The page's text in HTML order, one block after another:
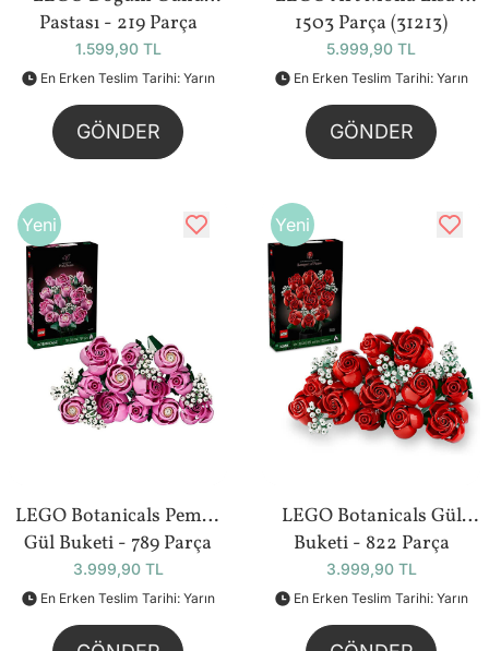
Pastası - 219 Parça
(40815)
1.599,90 TL
En Erken Teslim Tarihi: Yarın
GÖNDER
1503 Parça (31213)
5.999,90 TL
En Erken Teslim Tarihi: Yarın
GÖNDER
Yeni
LEGO Botanicals Pembe
Gül Buketi - 789 Parça
(10374)
3.999,90 TL
En Erken Teslim Tarihi: Yarın
Yeni
LEGO Botanicals Gül
Buketi - 822 Parça
(10328)
3.999,90 TL
En Erken Teslim Tarihi: Yarın